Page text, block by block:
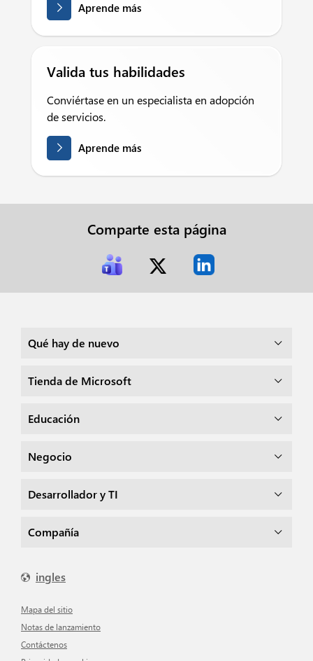
Aprende más
Valida tus habilidades
Conviértase en un especialista en adopción
de servicios.
Aprende más
Comparte esta página
Qué hay de nuevo
Tienda de Microsoft
Educación
Negocio
Desarrollador y TI
Compañía
ingles
mapa del sitio
Notas de lanzamiento
Contáctenos